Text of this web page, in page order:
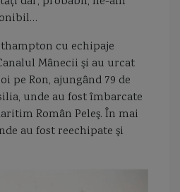
cu echipaje
Mânecii şi au urcat
pe Ron, ajungând 79 de
unde au fost îmbarcate
Român Peleş. În mai
au fost reechipate şi